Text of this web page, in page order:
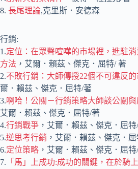
8. 長尾理論,克里斯．安德森
行銷:
1.定位：在眾聲喧嘩的市場裡，進駐
方法 ，艾爾．賴茲、傑克．屈特/ 著
2.不敗行銷：大師傳授22個不可違反的
爾．賴茲、傑克．屈特/著
3.啊哈！公關－行銷策略大師談公關
艾爾．賴茲、傑克．屈特/著
4.行銷戰爭 ，艾爾．賴茲、傑克．屈特
5.逆思考行銷 ，艾爾．賴茲、傑克．
6.定位策略 ，艾爾．賴茲、傑克．屈特
7. 「馬」上成功:成功的關鍵，在於騎